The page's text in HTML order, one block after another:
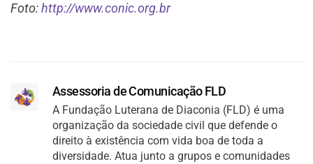
Foto:http://www.conic.org.br
Assessoria de Comunicação FLD
A Fundação Luterana de Diaconia (FLD) é uma
organização da sociedade civil que defende o
direito à existência com vida boa de toda a
diversidade. Atua junto a grupos e comunidades